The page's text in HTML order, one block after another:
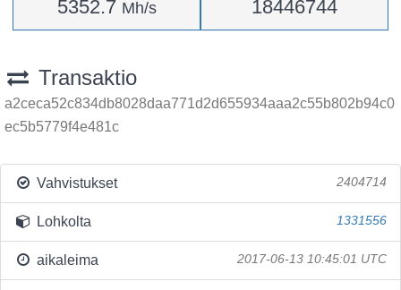
5352.7 Mh/s 18446744
Transaktio
a2ceca52c834db8028daa771d2d655934aaa2c55b802b94c0
ec5b5779f4e481c
Vahvistukset 2404714
Lohkolta 1331556
aikaleima 2017-06-13 10:45:01 UTC